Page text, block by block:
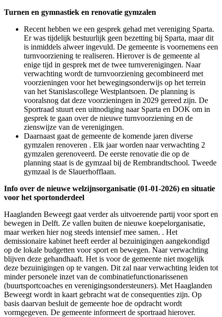
Turnen en gymnastiek en renovatie gymzalen
Recent hebben we een gesprek gehad met vereniging Sparta.
Er was tijdelijk bestuurlijk geen bezetting bij Sparta, maar dit
is inmiddels alweer ingevuld. De gemeente is voornemens een
turnvoorziening te realiseren. Hierover is de gemeente al
enige tijd in gesprek met de twee turnverenigingen. Naar
verwachting wordt de turnvoorziening gecombineerd met
voorzieningen voor het bewegingsonderwijs op het terrein
van het Stanislascollege Westplantsoen. De planning is
vooralsnog dat deze voorzieningen in 2029 gereed zijn. De
Sportraad stuurt een uitnodiging naar Sparta en DOK om in
gesprek te gaan over de nieuwe turnvoorziening en de
zienswijze van de verenigingen.
Daarnaast gaat de gemeente de komende jaren diverse
gymzalen renoveren . Elk jaar worden naar verwachting 2
gymzalen gerenoveerd. De eerste renovatie die op de
planning staat is de gymzaal bij de Rembrandtschool. Tweede
gymzaal is de Slauerhofflaan.
Info over de nieuwe welzijnsorganisatie (01-01-2026) en situatie
voor het sportonderdeel
Haaglanden Beweegt gaat verder als uitvoerende partij voor sport en
bewegen in Delft. Ze vallen buiten de nieuwe koepelorganisatie,
maar werken hier nog steeds intensief mee samen. . Het
demissionaire kabinet heeft eerder al bezuinigingen aangekondigd
op de lokale budgetten voor sport en bewegen. Naar verwachting
blijven deze gehandhaaft. Het is voor de gemeente niet mogelijk
deze bezuinigingen op te vangen. Dit zal naar verwachting leiden tot
minder personele inzet van de combinatiefunctionarissenen
(buurtsportcoaches en verenigingsondersteuners). Met Haaglanden
Beweegt wordt in kaart gebracht wat de consequenties zijn. Op
basis daarvan besluit de gemeente hoe de opdracht wordt
vormgegeven. De gemeente informeert de sportraad hierover.